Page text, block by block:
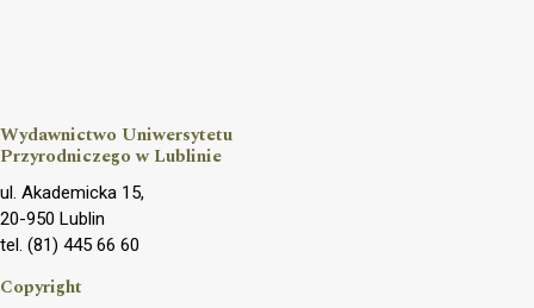
Wydawnictwo Uniwersytetu
Przyrodniczego w Lublinie
ul. Akademicka 15,
20-950 Lublin
tel. (81) 445 66 60
Copyright